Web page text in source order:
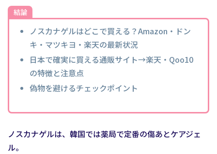
結論
ノスカナゲルはどこで買える？Amazon・ドン
キ・マツキヨ・楽天の最新状況
日本で確実に買える通販サイト→楽天・Qoo10
の特徴と注意点
偽物を避けるチェックポイント
ノスカナゲルは、韓国では薬局で定番の傷あとケアジェ
ル。